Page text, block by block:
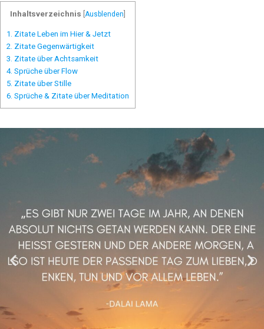
Inhaltsverzeichnis Ausblenden
1. Zitate Leben im Hier & Jetzt
2. Zitate Gegenwärtigkeit
3. Zitate über Achtsamkeit
4. Sprüche über Flow
5. Zitate über Stille
6. Sprüche & Zitate über Meditation